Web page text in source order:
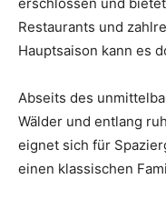
erschlossen und
Restaurants und
Hauptsaison kann es
Abseits des
Wälder und entlang
eignet sich für
einen klassischen